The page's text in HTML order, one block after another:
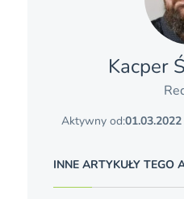
Kacper
Aktywny od:01.03.2022
INNE ARTYKUŁY TEGO